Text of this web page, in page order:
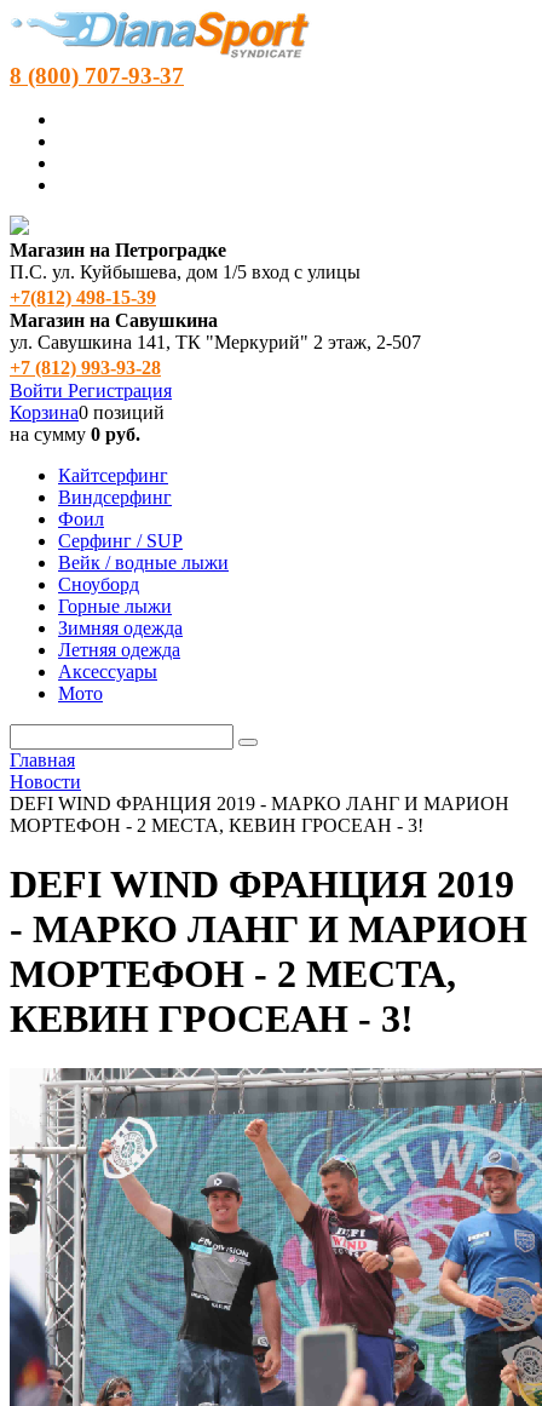
8 (800) 707-93-37
Магазин на Петроградке
П.С. ул. Куйбышева, дом 1/5 вход с улицы
+7(812) 498‑15-39
Магазин на Савушкина
ул. Савушкина 141, ТК "Меркурий" 2 этаж, 2-507
+7 (812) 993-93-28
Войти Регистрация
Корзина0 позиций
на сумму 0 руб.
Кайтсерфинг
Виндсерфинг
Фоил
Серфинг / SUP
Вейк / водные лыжи
Сноуборд
Горные лыжи
Зимняя одежда
Летняя одежда
Аксессуары
Мото
Главная
Новости
DEFI WIND ФРАНЦИЯ 2019 - МАРКО ЛАНГ И МАРИОН
МОРТЕФОН - 2 МЕСТА, КЕВИН ГРОСЕАН - 3!
DEFI WIND ФРАНЦИЯ 2019
- МАРКО ЛАНГ И МАРИОН
МОРТЕФОН - 2 МЕСТА,
КЕВИН ГРОСЕАН - 3!